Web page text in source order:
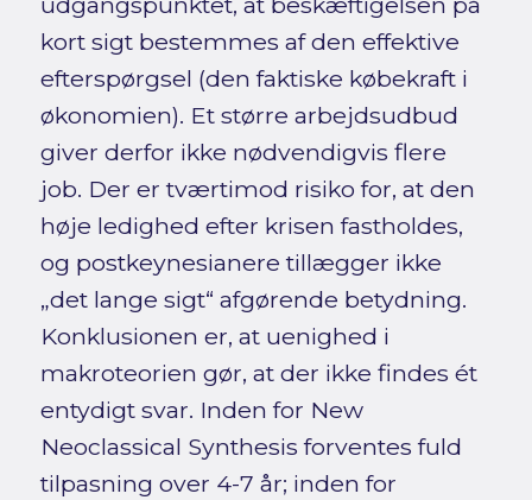
kort sigt bestemmes af den effektive
efterspørgsel (den faktiske købekraft i
økonomien). Et større arbejdsudbud
giver derfor ikke nødvendigvis flere
job. Der er tværtimod risiko for, at den
høje ledighed efter krisen fastholdes,
og postkeynesianere tillægger ikke
„det lange sigt“ afgørende betydning.
Konklusionen er, at uenighed i
makroteorien gør, at der ikke findes ét
entydigt svar. Inden for New
Neoclassical Synthesis forventes fuld
tilpasning over 4-7 år; inden for